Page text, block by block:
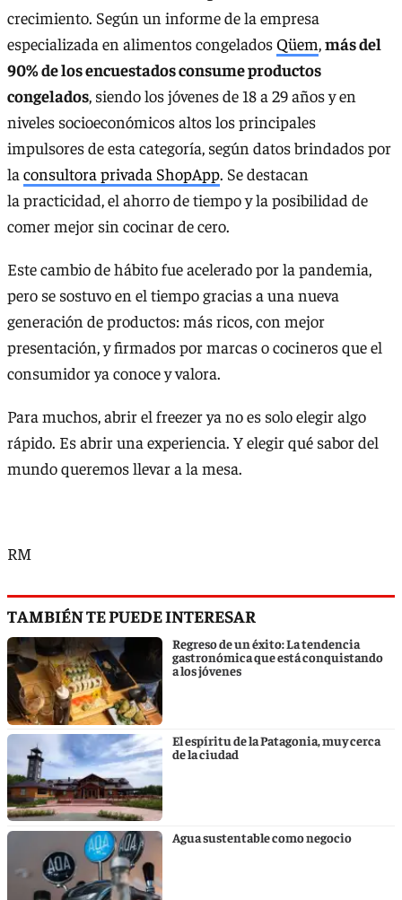
crecimiento. Según un informe de la empresa
especializada en alimentos congeladosQüem,más del
90% de los encuestados consume productos
congelados, siendo los jóvenes de 18 a 29 años y en
niveles socioeconómicos altos los principales
impulsores de esta categoría, según datos brindados por
la consultora privada ShopApp. Se destacan
la practicidad, el ahorro de tiempo y la posibilidad de
comer mejor sin cocinar de cero.
Este cambio de hábito fue acelerado por la pandemia,
pero se sostuvo en el tiempo gracias a una nueva
generación de productos: más ricos, con mejor
presentación, y firmados por marcas o cocineros que el
consumidor ya conoce y valora.
Para muchos, abrir el freezer ya no es solo elegir algo
rápido. Es abrir una experiencia. Y elegir qué sabor del
mundo queremos llevar a la mesa.
RM
TAMBIÉN TE PUEDE INTERESAR
Regreso de un éxito: La tendencia
gastronómica que está conquistando
a los jóvenes
El espíritu de la Patagonia, muy cerca
de la ciudad
Agua sustentable como negocio